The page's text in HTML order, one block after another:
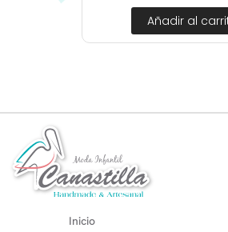
Añadir al
Inicio